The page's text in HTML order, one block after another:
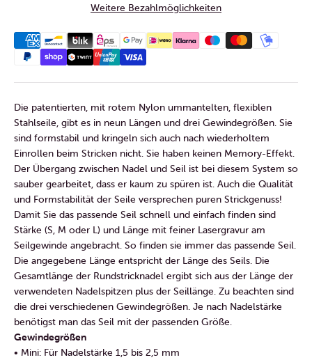
Weitere Bezahlmöglichkeiten
Die patentierten, mit rotem Nylon ummantelten, flexiblen
Stahlseile, gibt es in neun Längen und drei Gewindegrößen. Sie
sind formstabil und kringeln sich auch nach wiederholtem
Einrollen beim Stricken nicht. Sie haben keinen Memory-Effekt.
Der Übergang zwischen Nadel und Seil ist bei diesem System so
sauber gearbeitet, dass er kaum zu spüren ist. Auch die Qualität
und Formstabilität der Seile versprechen puren Strickgenuss!
Damit Sie das passende Seil schnell und einfach finden sind
Stärke (S, M oder L) und Länge mit feiner Lasergravur am
Seilgewinde angebracht. So finden sie immer das passende Seil.
Die angegebene Länge entspricht der Länge des Seils. Die
Gesamtlänge der Rundstricknadel ergibt sich aus der Länge der
verwendeten Nadelspitzen plus der Seillänge. Zu beachten sind
die drei verschiedenen Gewindegrößen. Je nach Nadelstärke
benötigst man das Seil mit der passenden Größe.
Gewindegrößen
• Mini: Für Nadelstärke 1,5 bis 2,5 mm